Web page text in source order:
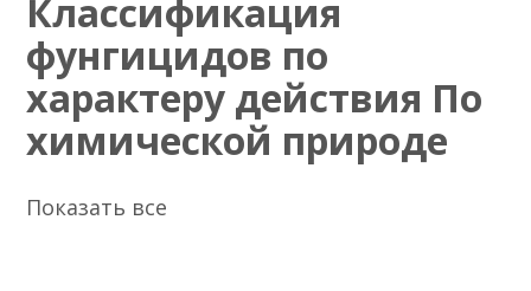
Классификация
фунгицидов по
характеру действия По
химической природе
Показать все